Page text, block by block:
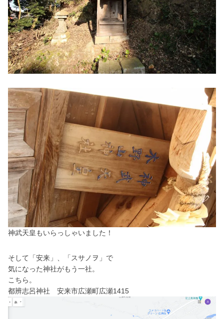
神武天皇もいらっしゃいました！
そして「安来」、「スサノヲ」で
気になった神社がもう一社。
こちら。
都辨志呂神社 安来市広瀬町広瀬1415